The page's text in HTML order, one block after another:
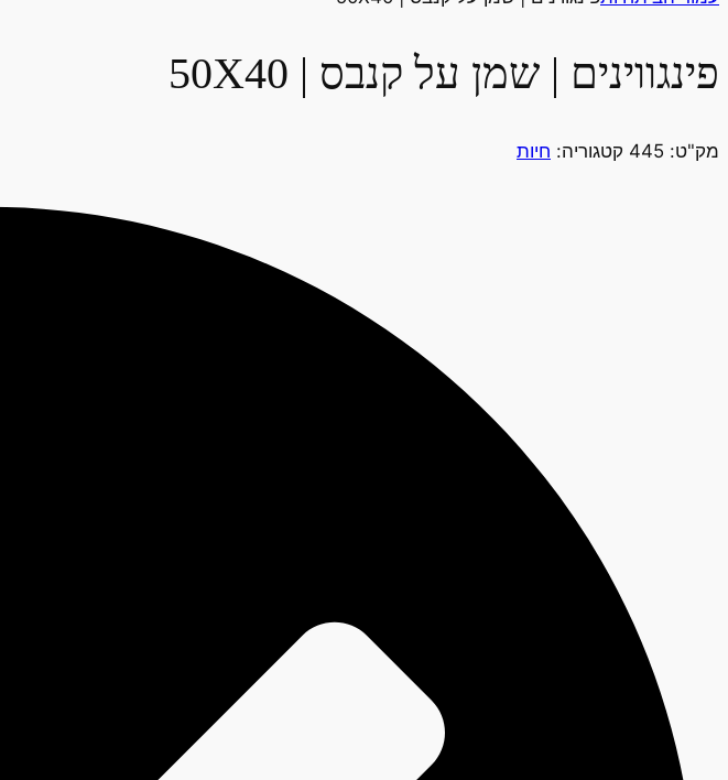
פינגווינים | שמן על קנבס | 50X40
מק"ט: 445 קטגוריה: חיות